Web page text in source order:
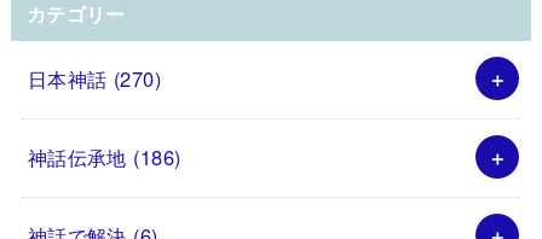
カテゴリー
日本神話 (270)
神話伝承地 (186)